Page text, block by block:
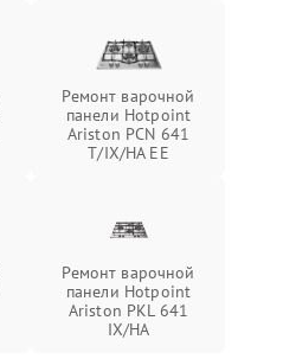
Ремонт варочной
панели Hotpoint
Ariston PCN 641
T/IX/HA EE
Ремонт варочной
панели Hotpoint
Ariston PKL 641
IX/HA